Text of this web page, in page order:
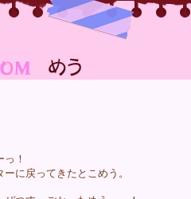
！
に戻ってきたとこめう。